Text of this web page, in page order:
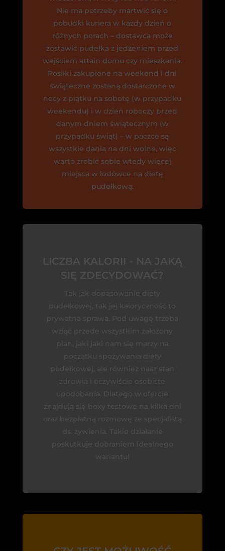
Nie ma potrzeby martwić się o
pobudki kuriera w każdy dzień o
różnych porach – dostawca może
zostawić pudełka z jedzeniem przed
wejściem attain domu czy mieszkania.
Posiłki zakupione na weekend i dni
świąteczne zostaną dostarczone w
nocy z piątku na sobotę (w przypadku
weekendu) i w dzień roboczy przed
danym dniem świątecznym (w
przypadku świąt) – w paczce są
wszystkie dania na dni wolne, więc
warto zrobić sobie wtedy więcej
miejsca w lodówce na dietę
pudełkową.